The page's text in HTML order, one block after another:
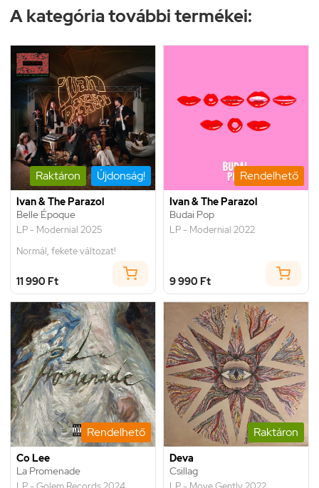
A kategória további termékei:
Raktáron Újdonság!
Ivan & The Parazol
Belle Époque
LP - Modernial 2025
Normál, fekete változat!
11 990 Ft
Rendelhető
Ivan & The Parazol
Budai Pop
LP - Modernial 2022
9 990 Ft
Rendelhető
Co Lee
La Promenade
Raktáron
Deva
Csillag